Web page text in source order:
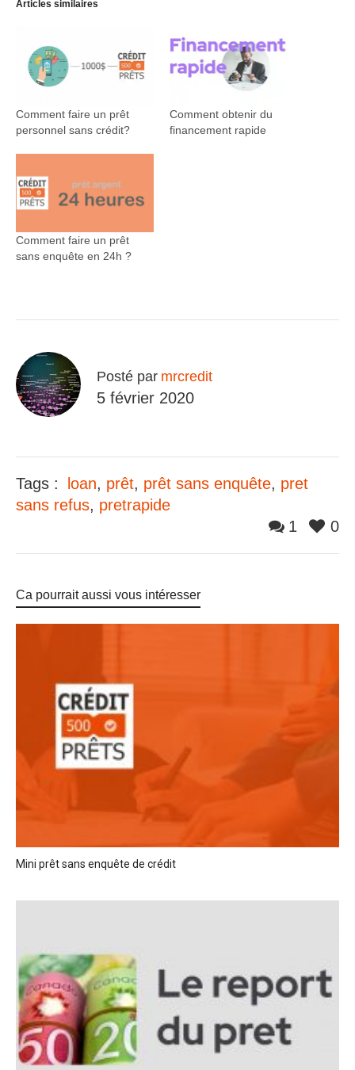
Articles similaires
Comment faire un prêt
personnel sans crédit?
Comment obtenir du
financement rapide
Comment faire un prêt
sans enquête en 24h ?
Posté par mrcredit
5 février 2020
Tags : loan, prêt, prêt sans enquête, pret
sans refus, pretrapide
0
1
Ca pourrait aussi vous intéresser
Mini prêt sans enquête de crédit